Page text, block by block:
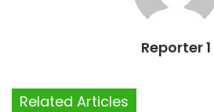
Reporter 1
Related Articles